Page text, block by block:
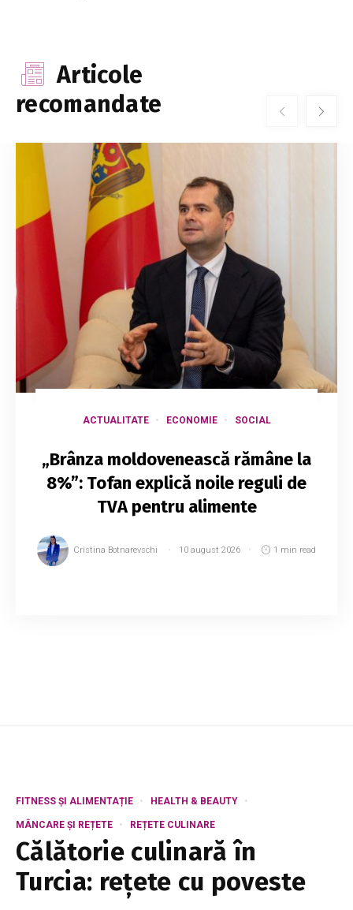
Articole
recomandate
ACTUALITATE ECONOMIE SOCIAL
„Brânza moldovenească rămâne la
8%”: Tofan explică noile reguli de
TVA pentru alimente
Cristina Botnarevschi 10 august 2026 1 min read
FITNESS ȘI ALIMENTAȚIE HEALTH & BEAUTY
MÂNCARE ȘI REȚETE REȚETE CULINARE
Călătorie culinară în
Turcia: rețete cu poveste